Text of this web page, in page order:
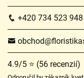
+420 734 523 948
4.9/5 ⭐ (56 recenzií)